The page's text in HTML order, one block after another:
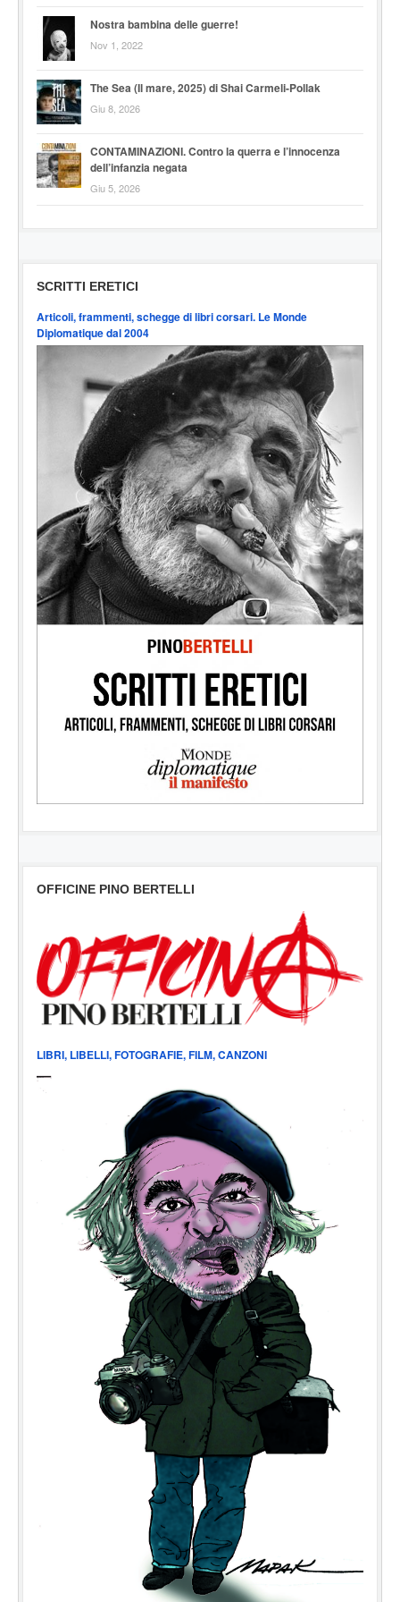
Nostra bambina delle guerre!
Nov 1, 2022
The Sea (Il mare, 2025) di Shai Carmeli-Pollak
Giu 8, 2026
CONTAMINAZIONI. Contro la querra e l’innocenza
dell’infanzia negata
Giu 5, 2026
SCRITTI ERETICI
Articoli, frammenti, schegge di libri corsari. Le Monde
Diplomatique dal 2004
OFFICINE PINO BERTELLI
LIBRI, LIBELLI, FOTOGRAFIE, FILM, CANZONI